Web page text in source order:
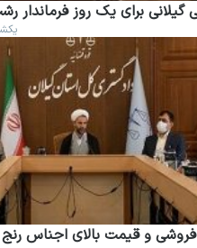
گیلانی برای یک روز فرماندار
یکشنبه, ۱۴
فروشی و قیمت بالای اجناس رنج